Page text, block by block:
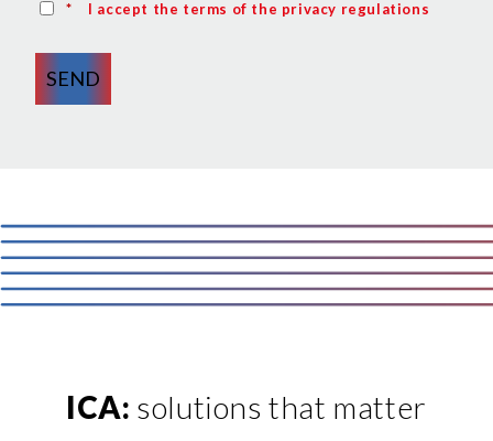
* I accept the terms of the privacy regulations
SEND
ICA: solutions that matter